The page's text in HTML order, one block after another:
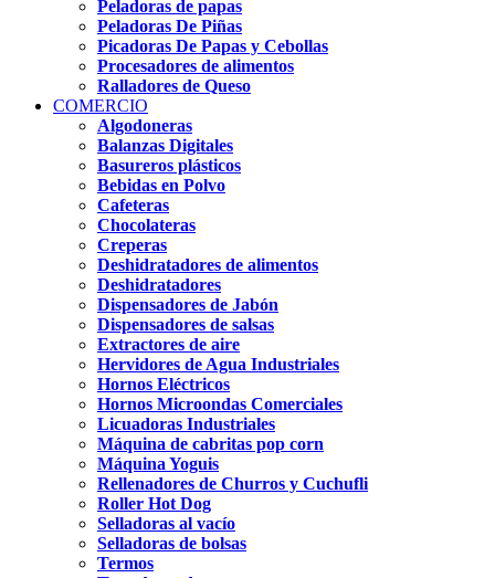
Peladoras de papas
Peladoras De Piñas
Picadoras De Papas y Cebollas
Procesadores de alimentos
Ralladores de Queso
COMERCIO
Algodoneras
Balanzas Digitales
Basureros plásticos
Bebidas en Polvo
Cafeteras
Chocolateras
Creperas
Deshidratadores de alimentos
Deshidratadores
Dispensadores de Jabón
Dispensadores de salsas
Extractores de aire
Hervidores de Agua Industriales
Hornos Eléctricos
Hornos Microondas Comerciales
Licuadoras Industriales
Máquina de cabritas pop corn
Máquina Yoguis
Rellenadores de Churros y Cuchufli
Roller Hot Dog
Selladoras al vacío
Selladoras de bolsas
Termos